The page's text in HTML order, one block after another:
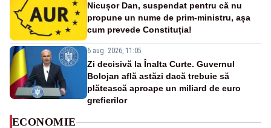
Nicușor Dan, suspendat pentru că nu
propune un nume de prim-ministru, așa
cum prevede Constituția!
6 aug. 2026, 11:05
Zi decisivă la Înalta Curte. Guvernul
Bolojan află astăzi dacă trebuie să
plătească aproape un miliard de euro
grefierilor
ECONOMIE